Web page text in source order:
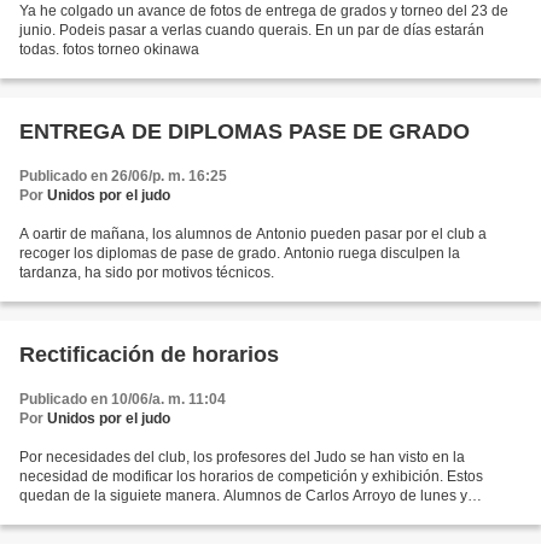
Ya he colgado un avance de fotos de entrega de grados y torneo del 23 de
junio. Podeis pasar a verlas cuando querais. En un par de días estarán
todas. fotos torneo okinawa
ENTREGA DE DIPLOMAS PASE DE GRADO
Publicado en 26/06/p. m. 16:25
Por Unidos por el judo
A oartir de mañana, los alumnos de Antonio pueden pasar por el club a
recoger los diplomas de pase de grado. Antonio ruega disculpen la
tardanza, ha sido por motivos técnicos.
Rectificación de horarios
Publicado en 10/06/a. m. 11:04
Por Unidos por el judo
Por necesidades del club, los profesores del Judo se han visto en la
necesidad de modificar los horarios de competición y exhibición. Estos
quedan de la siguiete manera. Alumnos de Carlos Arroyo de lunes y